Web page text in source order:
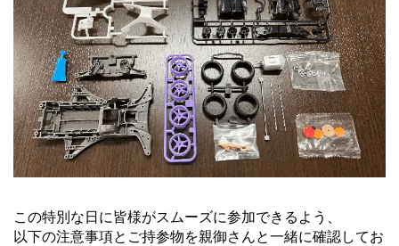
この特別な日に皆様がスムーズに参加できるよう、
以下の注意事項とご持参物を親御さんと一緒に確認してお